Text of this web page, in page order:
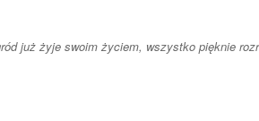
już żyje swoim życiem, wszystko pięknie